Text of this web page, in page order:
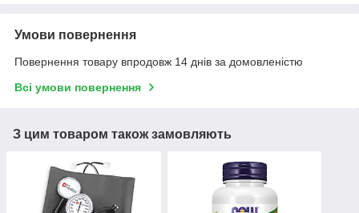
Умови повернення
Повернення товару впродовж 14 днів за домовленістю
Всі умови повернення
З цим товаром також замовляють